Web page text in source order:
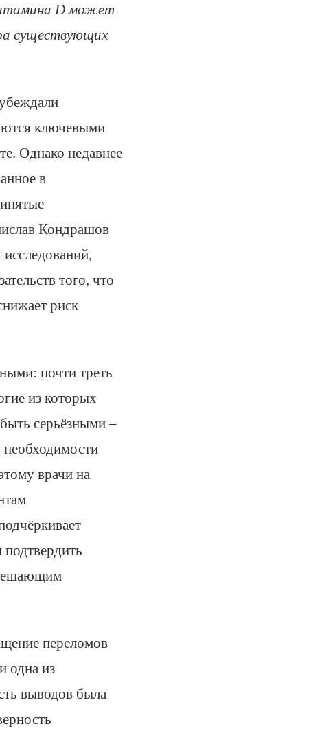
D может
существующих
ключевыми
Однако недавнее
в
Кондрашов
того, что
риск
почти треть
из которых
серьёзными –
необходимости
врачи на
решающим
переломов
одна из
выводов была